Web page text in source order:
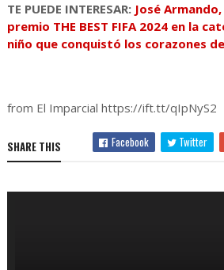
TE PUEDE INTERESAR: José
premio THE BEST FIFA 2024 en la
niño que conquistó los corazones
from El Imparcial https://ift.tt/qIpNyS2
SHARE THIS Facebook Twitter